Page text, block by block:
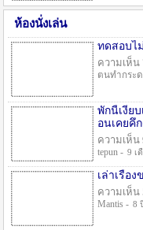
ห้องนั่งเล่น
ทดสอบไ
ความเห็น
ตนทำกระ
พักนี้เงีย
ความเห็น
tepun - 9 เ
เล่าเรื่อง
ความเห็น
Mantis - 8 ปี